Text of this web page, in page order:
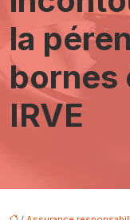
la
bornes
IRVE